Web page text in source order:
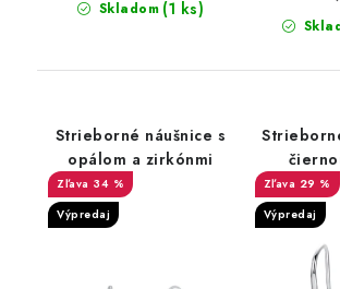
Skladom (1 ks)
Strieborné náušnice s
opálom a zirkónmi
34 %
Výpredaj
29 %
Výpredaj